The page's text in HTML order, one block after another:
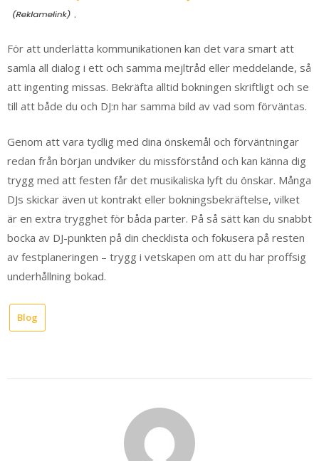
.
För att underlätta kommunikationen kan det vara smart att
samla all dialog i ett och samma mejltråd eller meddelande, så
att ingenting missas. Bekräfta alltid bokningen skriftligt och se
till att både du och DJ:n har samma bild av vad som förväntas.
Genom att vara tydlig med dina önskemål och förväntningar
redan från början undviker du missförstånd och kan känna dig
trygg med att festen får det musikaliska lyft du önskar. Många
DJs skickar även ut kontrakt eller bokningsbekräftelse, vilket
är en extra trygghet för båda parter. På så sätt kan du snabbt
bocka av DJ-punkten på din checklista och fokusera på resten
av festplaneringen – trygg i vetskapen om att du har proffsig
underhållning bokad.
Blog